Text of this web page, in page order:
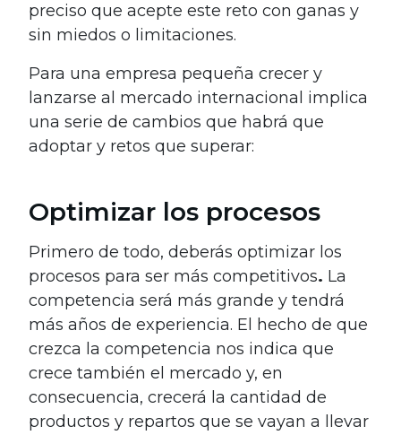
preciso que acepte este reto con ganas y
sin miedos o limitaciones.
Para una empresa pequeña crecer y
lanzarse al mercado internacional implica
una serie de cambios que habrá que
adoptar y retos que superar:
Optimizar los procesos
Primero de todo, deberás optimizar los
procesos para ser más competitivos. La
competencia será más grande y tendrá
más años de experiencia. El hecho de que
crezca la competencia nos indica que
crece también el mercado y, en
consecuencia, crecerá la cantidad de
productos y repartos que se vayan a llevar